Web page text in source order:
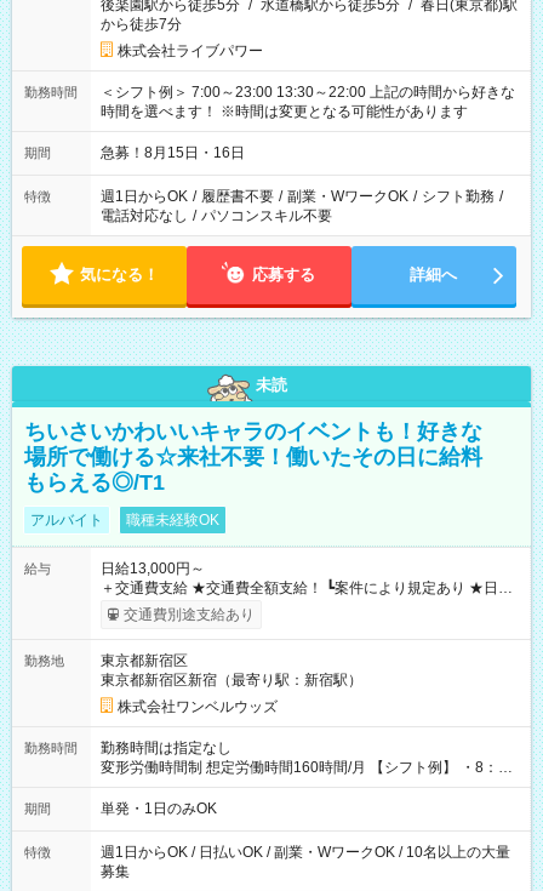
後楽園駅から徒歩5分 / 水道橋駅から徒歩5分 / 春日(東京都)駅
から徒歩7分
株式会社ライブパワー
勤務時間
＜シフト例＞ 7:00～23:00 13:30～22:00 上記の時間から好きな
時間を選べます！ ※時間は変更となる可能性があります
期間 急募！8月15日・16日
特徴 週1日からOK / 履歴書不要 / 副業・WワークOK / シフト勤務 /
電話対応なし / パソコンスキル不要
気になる！ 応募する 詳細へ
未読
ちいさいかわいいキャラのイベントも！好きな
場所で働ける☆来社不要！働いたその日に給料
もらえる◎/T1
アルバイト 職種未経験OK
給与
日給13,000円～
＋交通費支給 ★交通費全額支給！ ┗案件により規定あり ★日払
いOK！（規定あり） ┗働いたその日に現金GET♪ お仕事後はコ
ンビニATMから 日払い分を引き落とせます！ 【試用期間】試
交通費別途支給あり
勤務地
東京都新宿区
東京都新宿区新宿（最寄り駅：新宿駅）
株式会社ワンベルウッズ
勤務時間
勤務時間は指定なし
変形労働時間制 想定労働時間160時間/月 【シフト例】 ・8：00
～21：00
期間 単発・1日のみOK
特徴
週1日からOK / 日払いOK / 副業・WワークOK / 10名以上の大量
募集